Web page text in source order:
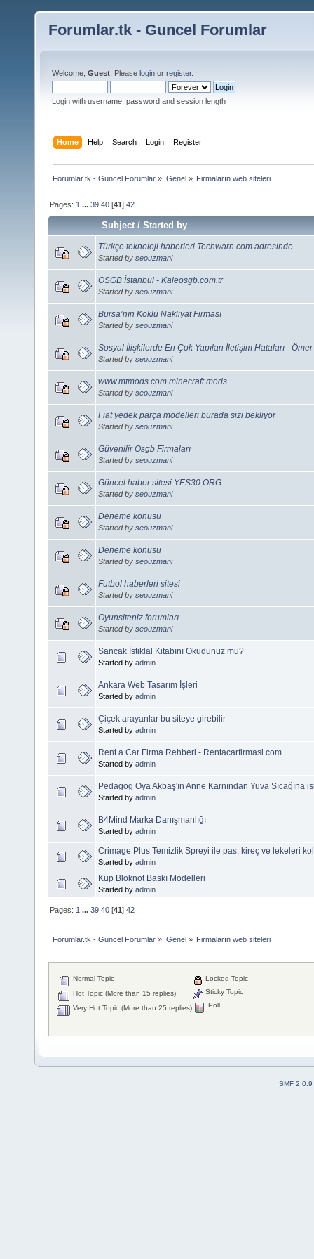
Forumlar.tk - Guncel Forumlar
Welcome, Guest . Please login or register.
Login with username, password and session length
Home Help Search Login Register
Forumlar.tk - Guncel Forumlar » Genel» Firmaların web siteleri
Pages: 1 ...39 40 [41]42
Subject/Started by
Türkçe teknoloji haberleri Techwarn.com adresinde
Started by seouzmani
OSGB İstanbul - Kaleosgb.com.tr
Started by seouzmani
Bursa’nın Köklü Nakliyat Firması
Started by seouzmani
Sosyal İlişkilerde En Çok Yapılan İletişim Hataları -
Started by seouzmani
www.mtmods.com minecraft mods
Started by seouzmani
Fiat yedek parça modelleri burada sizi bekliyor
Started by seouzmani
Güvenilir Osgb Firmaları
Started by seouzmani
Güncel haber sitesi YES30.ORG
Started by seouzmani
Deneme konusu
Started by seouzmani
Deneme konusu
Started by seouzmani
Futbol haberleri sitesi
Started by seouzmani
Oyunsiteniz forumları
Started by seouzmani
Sancak İstiklal Kitabını Okudunuz mu?
Started by admin
Ankara Web Tasarım İşleri
Started by admin
Çiçek arayanlar bu siteye girebilir
Started by admin
Rent a Car Firma Rehberi - Rentacarfirmasi.com
Started by admin
Pedagog Oya Akbaş'ın Anne Karnından Yuva Sıcağına
Started by admin
B4Mind Marka Danışmanlığı
Started by admin
Crimage Plus Temizlik Spreyi ile pas, kireç ve lekeleri
Started by admin
Küp Bloknot Baskı Modelleri
Started by admin
Pages: 1 ...39 40 [41]42
Forumlar.tk - Guncel Forumlar » Genel» Firmaların web siteleri
Normal Topic
Hot Topic (More than 15 replies)
Very Hot Topic (More than 25 replies)
Locked Topic
Sticky Topic
Poll
SMF 2.0.9